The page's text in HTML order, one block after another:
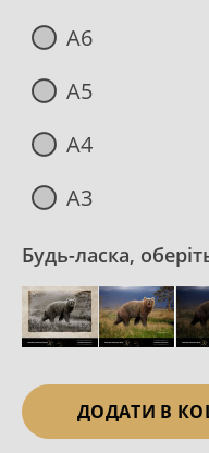
A6
A5
A4
A3
Будь-ласка,
ДОДАТИ В